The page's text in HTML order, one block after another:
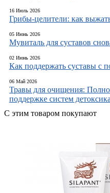
16 Июль 2026
Грибы-целители: как
05 Июнь 2026
Мувиталь для суставов
02 Июнь 2026
Как поддержать суставы с
06 Май 2026
Травы для очищения:
поддержке систем
С этим товаром покупают